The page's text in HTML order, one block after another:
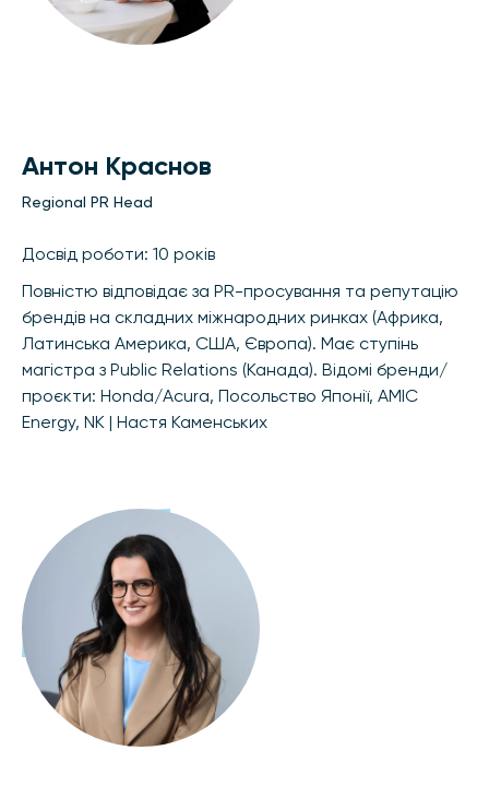
Антон Краснов
Regional PR Head
Досвід роботи: 10 років
Повністю відповідає за PR-просування та репутацію
брендів на складних міжнародних ринках (Африка,
Латинська Америка, США, Європа). Має ступінь
магістра з Public Relations (Канада). Відомі бренди/
проєкти: Honda/Acura, Посольство Японії, AMIC
Energy, NK | Настя Каменських